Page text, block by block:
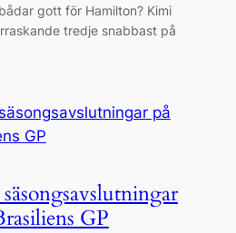
gott för Hamilton? Kimi
tredje snabbast på
GP